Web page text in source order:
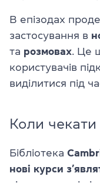
В епізодах
застосування в
та розмовах. Це
користувачів
виділитися під
Коли
Бібліотека
нові курси